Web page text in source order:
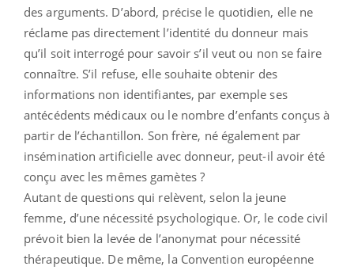
des arguments. D’abord, précise le quotidien, elle ne
réclame pas directement l’identité du donneur mais
qu’il soit interrogé pour savoir s’il veut ou non se faire
connaître. S’il refuse, elle souhaite obtenir des
informations non identifiantes, par exemple ses
antécédents médicaux ou le nombre d’enfants conçus à
partir de l’échantillon. Son frère, né également par
insémination artificielle avec donneur, peut-il avoir été
conçu avec les mêmes gamètes ?
Autant de questions qui relèvent, selon la jeune
femme, d’une nécessité psychologique. Or, le code civil
prévoit bien la levée de l’anonymat pour nécessité
thérapeutique. De même, la Convention européenne